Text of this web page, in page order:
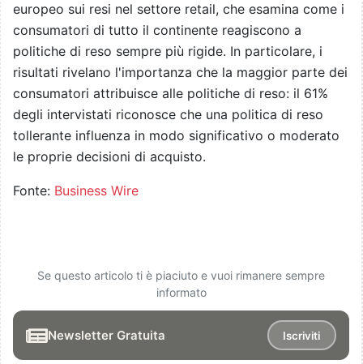
europeo sui resi nel settore retail, che esamina come i
consumatori di tutto il continente reagiscono a
politiche di reso sempre più rigide. In particolare, i
risultati rivelano l'importanza che la maggior parte dei
consumatori attribuisce alle politiche di reso: il 61%
degli intervistati riconosce che una politica di reso
tollerante influenza in modo significativo o moderato
le proprie decisioni di acquisto.
Fonte: Business Wire
Se questo articolo ti è piaciuto e vuoi rimanere sempre
informato
Newsletter Gratuita Iscriviti